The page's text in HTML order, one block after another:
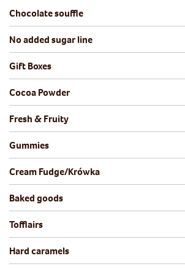
Chocolate souffle
No added sugar line
Gift Boxes
Cocoa Powder
Fresh & Fruity
Gummies
Cream Fudge/Krówka
Baked goods
Tofflairs
Hard caramels